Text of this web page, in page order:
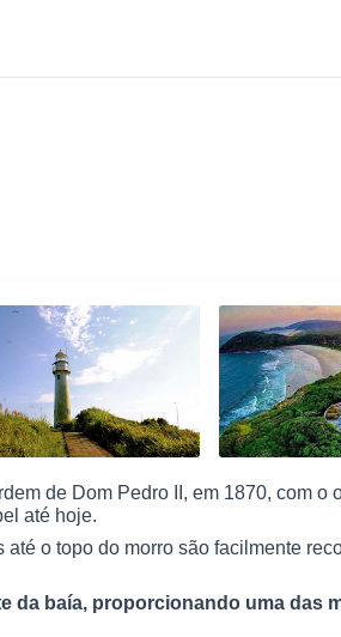
de Dom Pedro II, em 1870, com
até hoje.
o topo do morro são facilmente
da baía, proporcionando uma das